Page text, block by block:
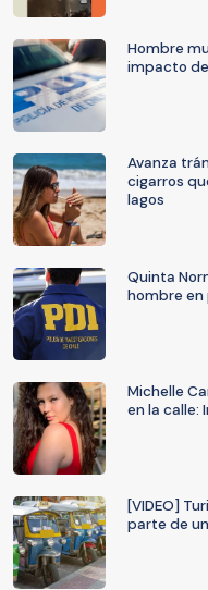
Hombre
impacto
Avanza
cigarros
lagos
Quinta
hombre en
Michelle
en la calle:
[VIDEO]
parte de